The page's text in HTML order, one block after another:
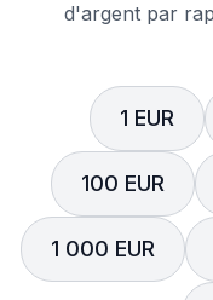
d'argent par
1 EUR
100 EUR
1 000 EUR